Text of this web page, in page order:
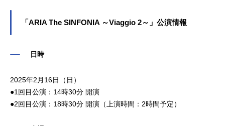
ど、人気作品のキャラクターを演じ
「ARIA The SINFONIA ～Viaggio 2～」公演情報
日時
2025年2月16日（日）
●1回目公演：14時30分 開演
●2回目公演：18時30分 開演（上演時間：2時間予定）